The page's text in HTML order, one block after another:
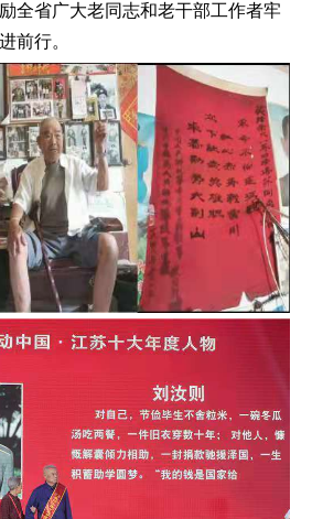
全省广大老同志和老干部工作者牢
前行。